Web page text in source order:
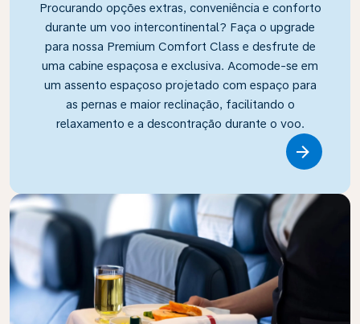
Procurando opções extras, conveniência e conforto
durante um voo intercontinental? Faça o upgrade
para nossa Premium Comfort Class e desfrute de
uma cabine espaçosa e exclusiva. Acomode-se em
um assento espaçoso projetado com espaço para
as pernas e maior reclinação, facilitando o
relaxamento e a descontração durante o voo.